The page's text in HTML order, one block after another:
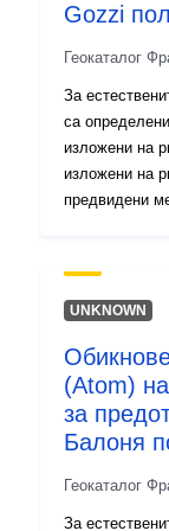
да утежнят
1 от Кодекса
категория се
Gozzi
Геокаталог
За
са
изложени на
изложени на
предвидени
регламентите
зони: 1-
високо и
2- „райони с
където
подлежат на
проблема; 3
на рискове,
разработки
UNKNOWN
(Atom)
за
Балоня
Геокаталог
За